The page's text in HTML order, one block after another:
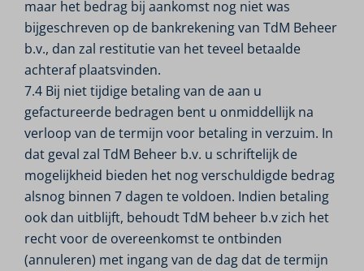
maar het bedrag bij aankomst nog niet was
bijgeschreven op de bankrekening van TdM Beheer
b.v., dan zal restitutie van het teveel betaalde
achteraf plaatsvinden.
7.4 Bij niet tijdige betaling van de aan u
gefactureerde bedragen bent u onmiddellijk na
verloop van de termijn voor betaling in verzuim. In
dat geval zal TdM Beheer b.v. u schriftelijk de
mogelijkheid bieden het nog verschuldigde bedrag
alsnog binnen 7 dagen te voldoen. Indien betaling
ook dan uitblijft, behoudt TdM beheer b.v zich het
recht voor de overeenkomst te ontbinden
(annuleren) met ingang van de dag dat de termijn